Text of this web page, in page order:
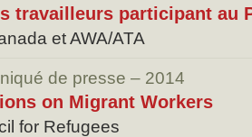
travailleurs participant au
et AWA/ATA
de presse – 2014
on Migrant Workers
for Refugees